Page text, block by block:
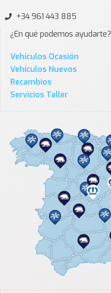
+34 961 443 885
¿En qué podemos ayudarte?
Vehículos Ocasión
Vehículos Nuevos
Recambios
Servicios Taller